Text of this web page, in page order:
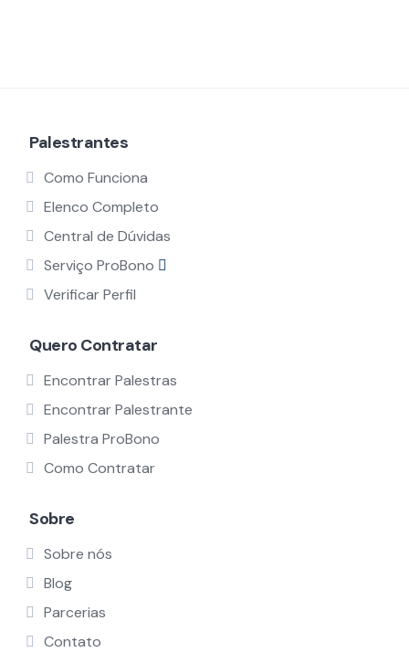
Palestrantes
Como Funciona
Elenco Completo
Central de Dúvidas
Serviço ProBono
Verificar Perfil
Quero Contratar
Encontrar Palestras
Encontrar Palestrante
Palestra ProBono
Como Contratar
Sobre
Sobre nós
Blog
Parcerias
Contato